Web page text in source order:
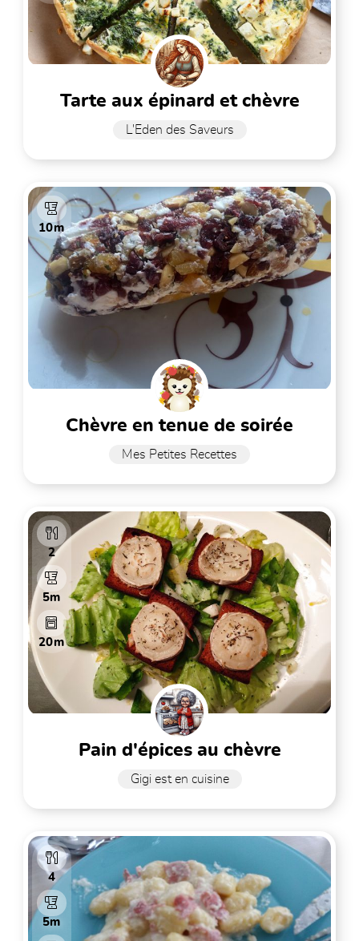
tarte aux épinard et chèvre
L'Eden des Saveurs
10m
chèvre en tenue de soirée
Mes Petites Recettes
2
5m
20m
pain d'épices au chèvre
Gigi est en cuisine
4
5m